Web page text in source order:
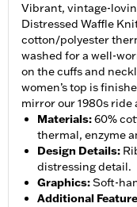
Vibrant, vintage-
Distressed Waffle
cotton/polyester
washed for a well-
on the cuffs and
women’s top is
mirror our 1980s ride
Materials:60%
thermal, enzyme
Design Details:
distressing detail.
Graphics:Soft-
Additional